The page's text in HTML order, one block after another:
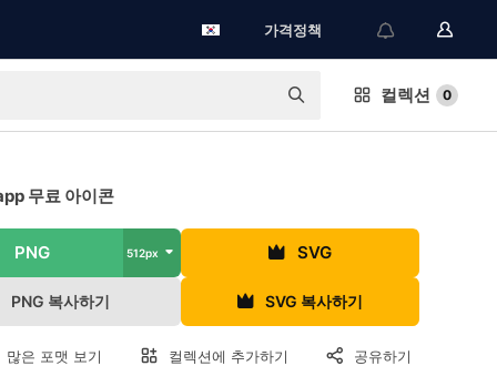
가격정책
컬렉션 0
무료 아이콘
PNG 512px SVG
PNG 복사하기 SVG 복사하기
많은 포맷 보기 컬렉션에 추가하기 공유하기